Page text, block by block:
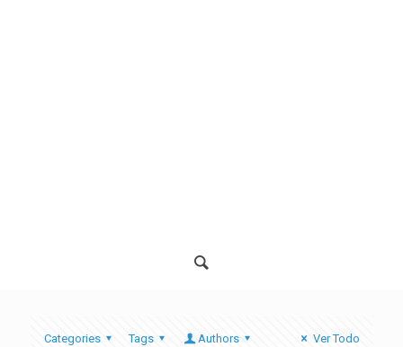
Categories Tags Authors Ver Todo